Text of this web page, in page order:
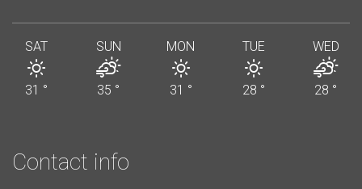
SAT
31 °
SUN
35 °
MON
31 °
TUE
28 °
WED
28 °
Contact info